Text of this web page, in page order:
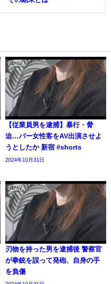
【従業員男を逮捕】暴行・脅
迫…バー女性客をAV出演させよ
うとしたか 新宿 #shorts
2024年10月31日
刃物を持った男を逮捕後 警察官
が拳銃を誤って発砲、自身の手
を負傷